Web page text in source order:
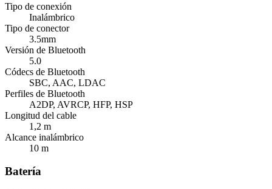
Tipo de conexión
Inalámbrico
Tipo de conector
3.5mm
Versión de Bluetooth
5.0
Códecs de Bluetooth
SBC, AAC, LDAC
Perfiles de Bluetooth
A2DP, AVRCP, HFP, HSP
Longitud del cable
1,2 m
Alcance inalámbrico
10 m
Batería